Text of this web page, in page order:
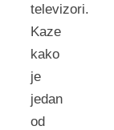
televizori.
Kaze
kako
je
jedan
od